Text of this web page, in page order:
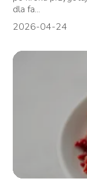
dla fa...
2026-04-24